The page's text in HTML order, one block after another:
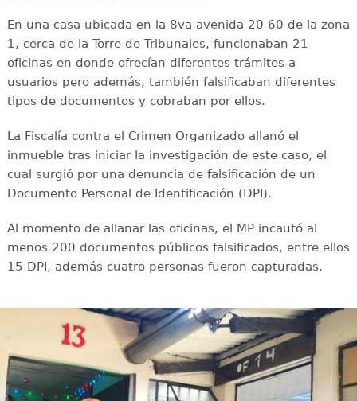
En una casa ubicada en la 8va avenida 20-60 de la zona
1, cerca de la Torre de Tribunales, funcionaban 21
oficinas en donde ofrecían diferentes trámites a
usuarios pero además, también falsificaban diferentes
tipos de documentos y cobraban por ellos.
La Fiscalía contra el Crimen Organizado allanó el
inmueble tras iniciar la investigación de este caso, el
cual surgió por una denuncia de falsificación de un
Documento Personal de Identificación (DPI).
Al momento de allanar las oficinas, el MP incautó al
menos 200 documentos públicos falsificados, entre ellos
15 DPI, además cuatro personas fueron capturadas.